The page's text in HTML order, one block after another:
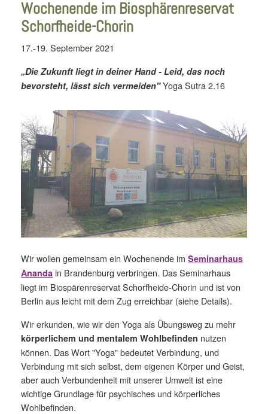
Wochenende im Biosphären­reservat
Schorfheide-Chorin
17.-19. September 2021
„Die Zukunft liegt in deiner Hand - Leid, das noch
bevorsteht, lässt sich vermeiden"Yoga Sutra 2.16
Wir wollen gemeinsam ein Wochenende imSeminarhaus
Ananda in Brandenburg verbringen. Das Seminarhaus
liegt im Biospärenreservat Schorfheide-Chorin und ist von
Berlin aus leicht mit dem Zug erreichbar (siehe Details).
Wir erkunden, wie wir den Yoga als Übungsweg zu mehr
körperlichem und mentalem Wohlbefinden nutzen
können. Das Wort "Yoga" bedeutet Verbindung, und
Verbindung mit sich selbst, dem eigenen Körper und Geist,
aber auch Verbundenheit mit unserer Umwelt ist eine
wichtige Grundlage für psychisches und körperliches
Wohlbefinden.